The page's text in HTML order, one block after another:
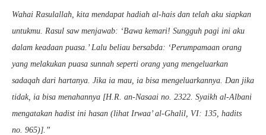
Wahai Rasulallah, kita mendapat hadiah al-hais dan telah aku siapkan
untukmu. Rasul saw menjawab: ‘Bawa kemari! Sungguh pagi ini aku
dalam keadaan puasa.’ Lalu beliau bersabda: ‘Perumpamaan orang
yang melakukan puasa sunnah seperti orang yang mengeluarkan
sadaqah dari hartanya. Jika ia mau, ia bisa mengeluarkannya. Dan jika
tidak, ia bisa menahannya [H.R. an-Nasaai no. 2322. Syaikh al-Albani
mengatakan hadist ini hasan (lihat Irwaa’ al-Ghalil, VI: 135, hadits
no. 965)].”